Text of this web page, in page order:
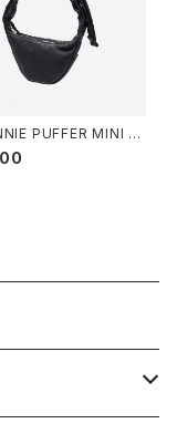
PUFFER MINI M
/ CERATO BRIGH